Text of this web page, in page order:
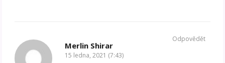
Merlin Shirar
15 ledna, 2021 (7:43)
Odpovědět